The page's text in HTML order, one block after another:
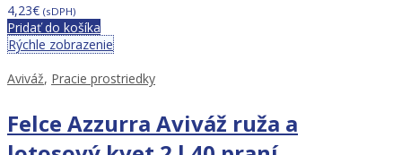
4,23€ (sDPH)
Pridať do košíka
Rýchle zobrazenie
Aviváž, Pracie prostriedky
Felce Azzurra Aviváž ruža a